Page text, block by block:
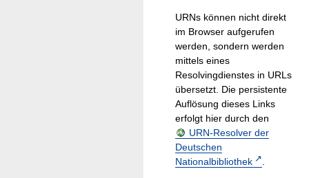
URNs können nicht direkt
im Browser aufgerufen
werden, sondern werden
mittels eines
Resolvingdienstes in URLs
übersetzt. Die persistente
Auflösung dieses Links
erfolgt hier durch den
URN-Resolver der
Deutschen
Nationalbibliothek
.